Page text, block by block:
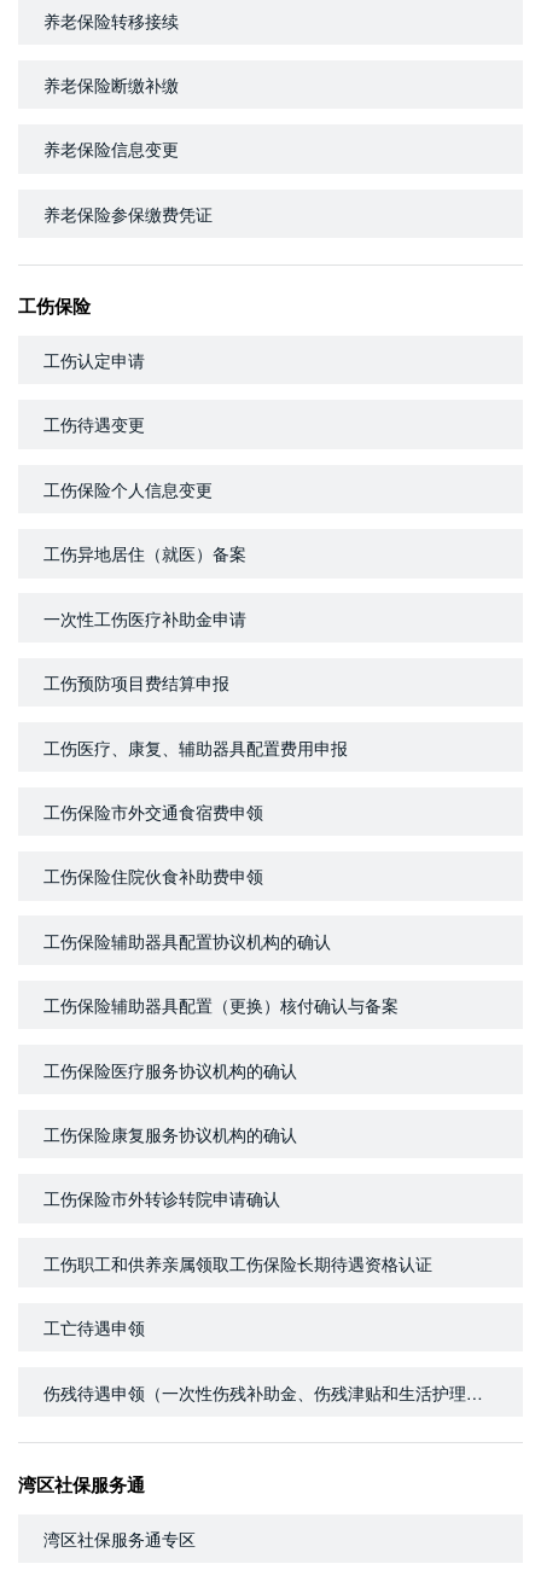
养老保险转移接续
养老保险断缴补缴
养老保险信息变更
养老保险参保缴费凭证
工伤保险
工伤认定申请
工伤待遇变更
工伤保险个人信息变更
工伤异地居住（就医）备案
一次性工伤医疗补助金申请
工伤预防项目费结算申报
工伤医疗、康复、辅助器具配置费用申报
工伤保险市外交通食宿费申领
工伤保险住院伙食补助费申领
工伤保险辅助器具配置协议机构的确认
工伤保险辅助器具配置（更换）核付确认与备案
工伤保险医疗服务协议机构的确认
工伤保险康复服务协议机构的确认
工伤保险市外转诊转院申请确认
工伤职工和供养亲属领取工伤保险长期待遇资格认证
工亡待遇申领
伤残待遇申领（一次性伤残补助金、伤残津贴和生活护理费）
湾区社保服务通
湾区社保服务通专区